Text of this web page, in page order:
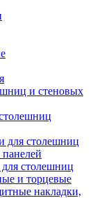
и стеновых
столешниц
столешниц
и торцевые
накладки,